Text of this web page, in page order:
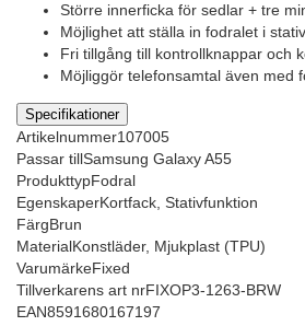
Större innerficka för sedlar + tre
Möjlighet att ställa in fodralet i
Fri tillgång till kontrollknappar och
Möjliggör telefonsamtal även med
Specifikationer
Artikelnummer107005
Passar tillSamsung Galaxy A55
ProdukttypFodral
EgenskaperKortfack, Stativfunktion
FärgBrun
MaterialKonstläder, Mjukplast (TPU)
VarumärkeFixed
Tillverkarens art nrFIXOP3-1263-BRW
EAN8591680167197